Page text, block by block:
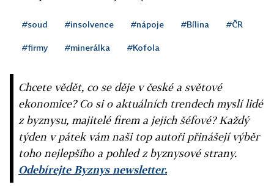
#soud #insolvence #nápoje #Bílina #ČR
#firmy #minerálka #Kofola
Chcete vědět, co se děje v české a světové
ekonomice? Co si o aktuálních trendech myslí lidé
z byznysu, majitelé firem a jejich šéfové? Každý
týden v pátek vám naši top autoři přinášejí výběr
toho nejlepšího a pohled z byznysové strany.
Odebírejte Byznys newsletter.